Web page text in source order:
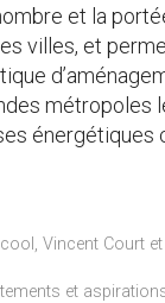
et la
villes, et
métropoles
énergétiques
Vincent Court
et